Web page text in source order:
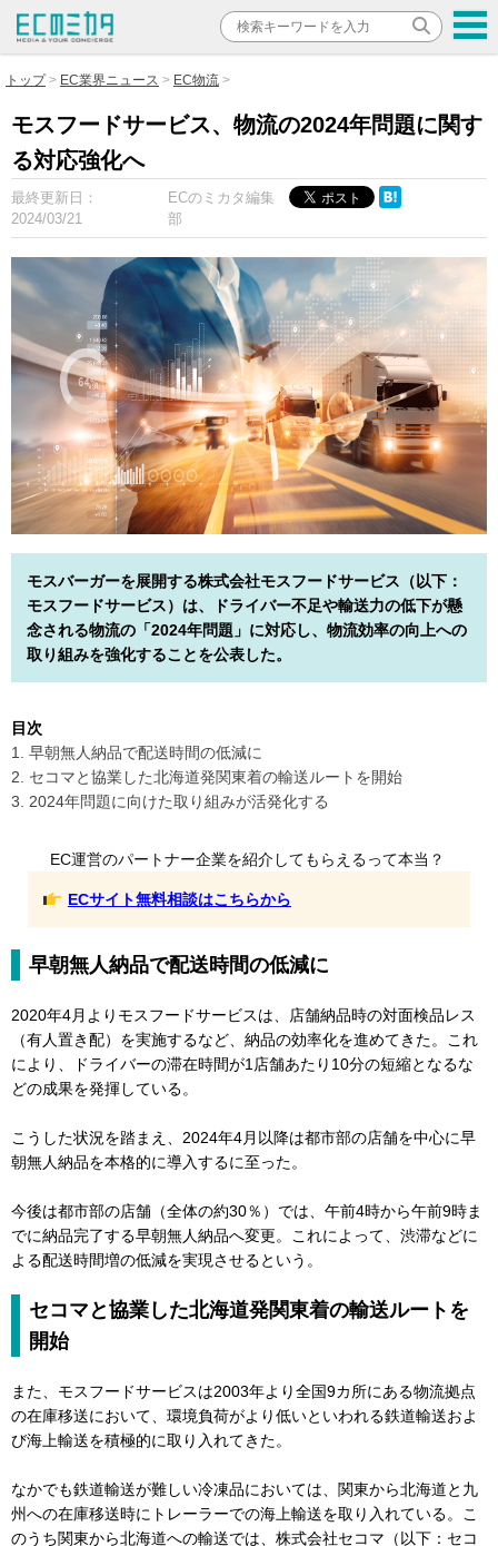
トップ EC業界ニュース EC物流
モスフードサービス、物流の2024年問題に関す
る対応強化へ
最終更新日：
2024/03/21
ECのミカタ編集
部
モスバーガーを展開する株式会社モスフードサービス（以下：
モスフードサービス）は、ドライバー不足や輸送力の低下が懸
念される物流の「2024年問題」に対応し、物流効率の向上への
取り組みを強化することを公表した。
目次
1. 早朝無人納品で配送時間の低減に
2. セコマと協業した北海道発関東着の輸送ルートを開始
3. 2024年問題に向けた取り組みが活発化する
EC運営のパートナー企業を紹介してもらえるって本当？
ECサイト無料相談はこちらから
早朝無人納品で配送時間の低減に
2020年4月よりモスフードサービスは、店舗納品時の対面検品レス
（有人置き配）を実施するなど、納品の効率化を進めてきた。これ
により、ドライバーの滞在時間が1店舗あたり10分の短縮となるな
どの成果を発揮している。
こうした状況を踏まえ、2024年4月以降は都市部の店舗を中心に早
朝無人納品を本格的に導入するに至った。
今後は都市部の店舗（全体の約30％）では、午前4時から午前9時ま
でに納品完了する早朝無人納品へ変更。これによって、渋滞などに
よる配送時間増の低減を実現させるという。
セコマと協業した北海道発関東着の輸送ルートを
開始
また、モスフードサービスは2003年より全国9カ所にある物流拠点
の在庫移送において、環境負荷がより低いといわれる鉄道輸送およ
び海上輸送を積極的に取り入れてきた。
なかでも鉄道輸送が難しい冷凍品においては、関東から北海道と九
州への在庫移送時にトレーラーでの海上輸送を取り入れている。こ
のうち関東から北海道への輸送では、株式会社セコマ（以下：セコ